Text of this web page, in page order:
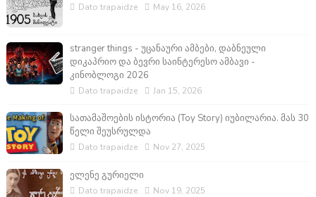
Dato trapaidze May 16, 2026
stranger things - უცანაური ამბები, დაბნეული
დიკაპრიო და ბევრი საინტერესო ამბავი -
კინობლოგი 2026
Dato trapaidze Jan 15, 2026
სათამაშოების ისტორია (Toy Story) იუბილარია. მას 30
წელი შეუსრულდა
Dato trapaidze Nov 27, 2025
ელენე გურიელი
Dato trapaidze Nov 19, 2025